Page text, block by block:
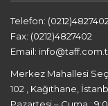
Telefon:
Fax: (0212)4827402
Email:
Merkez Mahallesi
102 , Kağıthane,